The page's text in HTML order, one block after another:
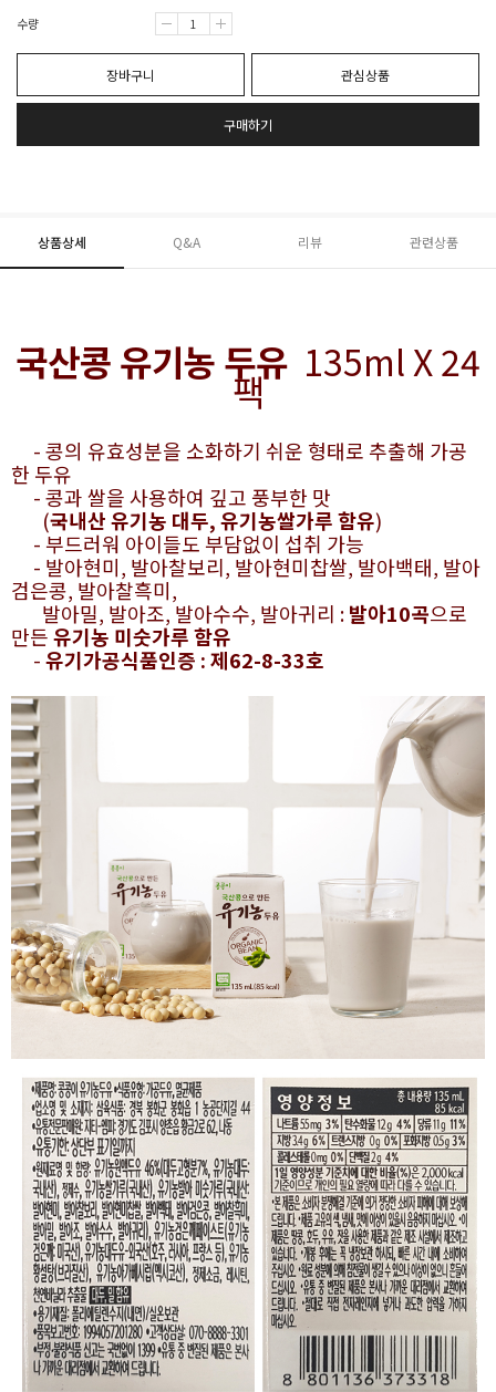
수량
장바구니 관심상품
구매하기
상품상세 Q&A 리뷰 관련상품
국산콩 유기농 두유 135ml X 24
팩
- 콩의 유효성분을 소화하기 쉬운 형태로 추출해 가공
한 두유
- 콩과 쌀을 사용하여 깊고 풍부한 맛
(국내산 유기농 대두, 유기농쌀가루 함유)
- 부드러워 아이들도 부담없이 섭취 가능
- 발아현미, 발아찰보리, 발아현미찹쌀, 발아백태, 발아
검은콩, 발아찰흑미,
발아밀, 발아조, 발아수수, 발아귀리 :발아10곡으로
만든유기농 미숫가루 함유
-유기가공식품인증 : 제62-8-33호